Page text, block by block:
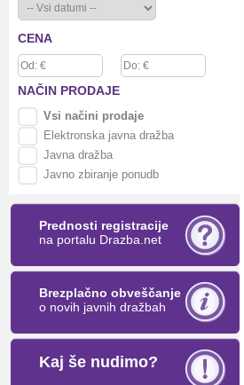
CENA
NAČIN PRODAJE
Vsi načini prodaje
Elektronska javna dražba
Javna dražba
Javno zbiranje ponudb
Prednosti registracije
na portalu Drazba.net
Brezplačno obveščanje
o novih javnih dražbah
Kaj še nudimo?